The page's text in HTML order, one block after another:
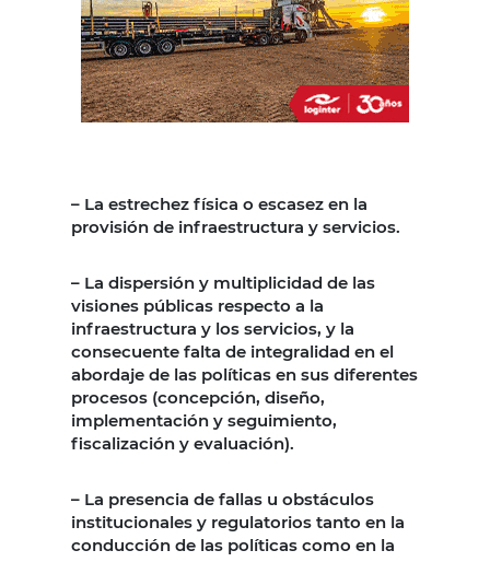
– La estrechez física o escasez en la
provisión de infraestructura y servicios.
– La dispersión y multiplicidad de las
visiones públicas respecto a la
infraestructura y los servicios, y la
consecuente falta de integralidad en el
abordaje de las políticas en sus diferentes
procesos (concepción, diseño,
implementación y seguimiento,
fiscalización y evaluación).
– La presencia de fallas u obstáculos
institucionales y regulatorios tanto en la
conducción de las políticas como en la